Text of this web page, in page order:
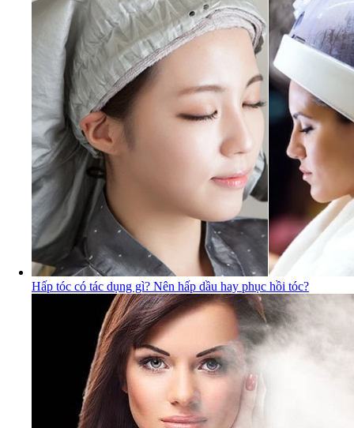
Hấp tóc có tác dụng gì? Nên hấp dầu hay phục hồi tóc?